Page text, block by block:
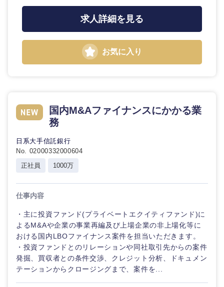
茨城県 栃木県
群馬県 埼玉県
求人詳細を見る
お気に入り
国内M&Aファイナンスにかかる業
務
日系大手信託銀行
No. 02000332000604
正社員
1000万
仕事内容
・主に投資ファンド(プライベートエクイティファンド)に
よるM&Aや企業の事業再編及び上場企業の非上場化等に
おける国内LBOファイナンス案件を担当いただきます。
・投資ファンドとのリレーションや同社取引先からの案件
発掘、買収者との条件交渉、クレジット分析、ドキュメン
テーションからクロージングまで、案件を...